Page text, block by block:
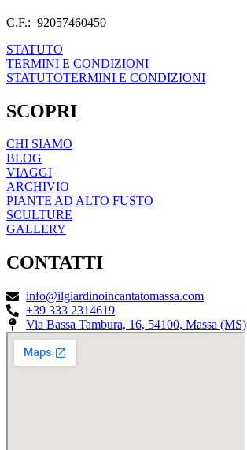
C.F.: 92057460450
STATUTO
TERMINI E CONDIZIONI
STATUTOTERMINI E CONDIZIONI
SCOPRI
CHI SIAMO
BLOG
VIAGGI
ARCHIVIO
PIANTE AD ALTO FUSTO
SCULTURE
GALLERY
CONTATTI
info@ilgiardinoincantatomassa.com
+39 333 2314619
Via Bassa Tambura, 16, 54100, Massa (MS)